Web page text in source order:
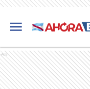
Ads